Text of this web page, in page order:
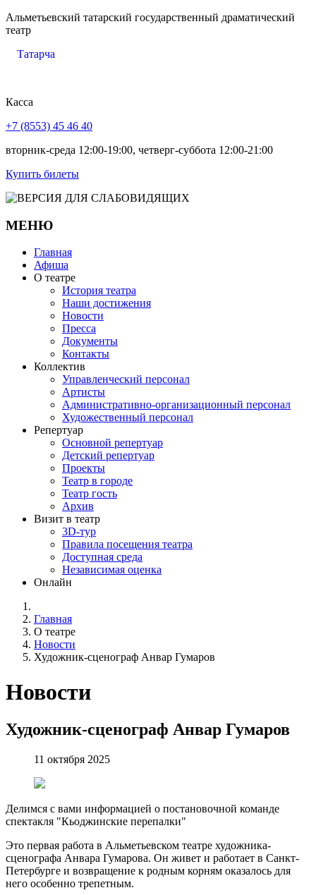
Альметьевский татарский государственный драматический
театр
Татарча
Касса
+7 (8553) 45 46 40
вторник-среда 12:00-19:00, четверг-суббота 12:00-21:00
Купить билеты
МЕНЮ
Главная
Афиша
О театре
История театра
Наши достижения
Новости
Пресса
Документы
Контакты
Коллектив
Управленческий персонал
Артисты
Административно-организационный персонал
Художественный персонал
Репертуар
Основной репертуар
Детский репертуар
Проекты
Театр в городе
Театр гость
Архив
Визит в театр
3D-тур
Правила посещения театра
Доступная среда
Независимая оценка
Онлайн
Главная
О театре
Новости
Художник-сценограф Анвар Гумаров
Новости
Художник-сценограф Анвар Гумаров
11 октября 2025
Делимся с вами информацией о постановочной команде
спектакля "Кьоджинские перепалки"
Это первая работа в Альметьевском театре художника-
сценографа Анвара Гумарова. Он живет и работает в Санкт-
Петербурге и возвращение к родным корням оказалось для
него особенно трепетным.